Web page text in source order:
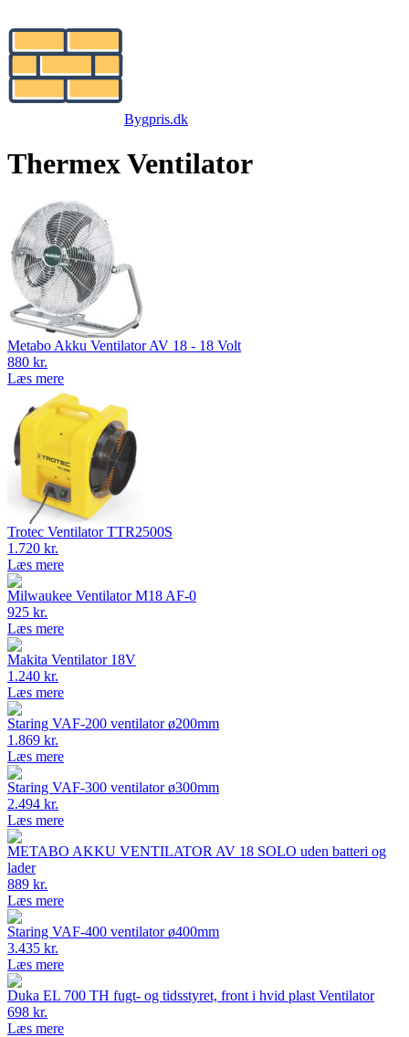
Bygpris.dk
Thermex Ventilator
Metabo Akku Ventilator AV 18 - 18 Volt
880 kr.
Læs mere
Trotec Ventilator TTR2500S
1.720 kr.
Læs mere
Milwaukee Ventilator M18 AF-0
925 kr.
Læs mere
Makita Ventilator 18V
1.240 kr.
Læs mere
Staring VAF-200 ventilator ø200mm
1.869 kr.
Læs mere
Staring VAF-300 ventilator ø300mm
2.494 kr.
Læs mere
METABO AKKU VENTILATOR AV 18 SOLO uden batteri og
lader
889 kr.
Læs mere
Staring VAF-400 ventilator ø400mm
3.435 kr.
Læs mere
Duka EL 700 TH fugt- og tidsstyret, front i hvid plast Ventilator
698 kr.
Læs mere